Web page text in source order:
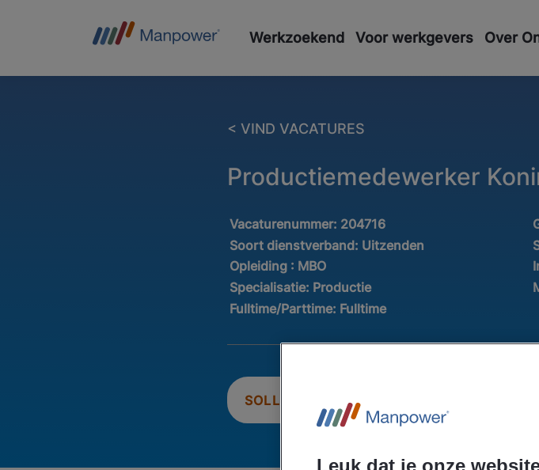
Werkzoekend Voor werkgevers Over
< VIND VACATURES
Productiemedewerker
Vacaturenummer: 204716
Soort dienstverband: Uitzenden
Opleiding : MBO
Specialisatie: Productie
Fulltime/Parttime: Fulltime
SOLLICITEER NU